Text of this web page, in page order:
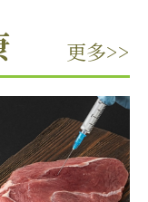
更多>>